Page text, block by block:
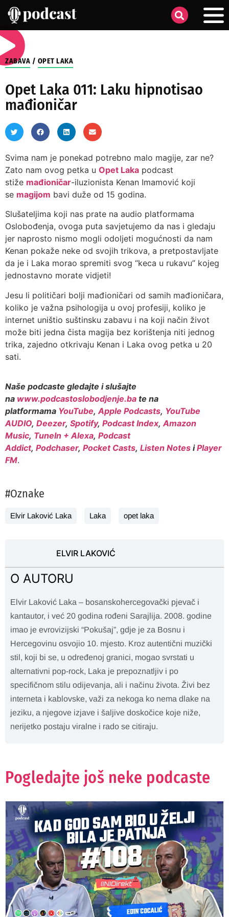
ZABAVA / OPET LAKA
Opet Laka 011: Laku hipnotisao
mađioničar
Svima nam je ponekad potrebno malo magije, zar ne?
Zato nam ovog petka u Opet Laka podcast
stiže mađioničar-iluzionista Kenan Imamović koji
se magijom bavi duže od 15 godina.
Slušateljima koji nas prate na audio platformama
Oslobođenja, ovoga puta savjetujemo da nas i gledaju
jer naprosto nismo mogli odoljeti mogućnosti da nam
Kenan pokaže neke od svojih trikova, a pretpostavljate
da je i Laka morao spremiti svog “keca u rukavu” kojeg
jednostavno morate vidjeti!
Jesu li političari bolji mađioničari od samih mađioničara,
koliko je važna psihologija u ovoj profesiji, koliko je
internet uništio suštinsku zabavu i na koji način život
može biti jedna čista magija bez korištenja niti jednog
trika, zajedno otkrivaju Kenan i Laka ovog petka u 20
sati.
Naše podcaste gledajte i slušajte
na www.podcastoslobodjenje.ba te na
platformama YouTube,Apple Podcasts, YouTube
AUDIO, Deezer, Spotify, Podcast Index,Amazon
Music, TuneIn + Alexa, Podcast
Addict, Podchaser, Pocket Casts, Listen Notes iPlayer
FM.
#Oznake
Elvir Laković Laka Laka opet laka
ELVIR LAKOVIĆ
O AUTORU
Elvir Laković Laka – bosanskohercegovački pjevač i
kantautor, i već 20 godina rođeni Sarajlija. 2008. godine
imao je evrovizijski “Pokušaj”, gdje je za Bosnu i
Hercegovinu osvojio 10. mjesto. Kroz autentični muzički
stil, koji bi se, u određenoj granici, mogao svrstati u
alternativni pop-rock, Laka je prepoznatljiv i po
specifičnom stilu odijevanja, ali i načinu života. Živi bez
interneta i kablovske, važi za nekoga ko nema dlake na
jeziku, a njegove izjave i šaljive doskočice koje niže,
nerijetko postaju viralne i rado se citiraju.
Pogledajte još neke podcaste